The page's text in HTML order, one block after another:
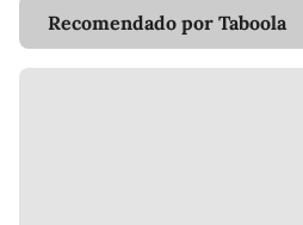
Recomendado por Taboola